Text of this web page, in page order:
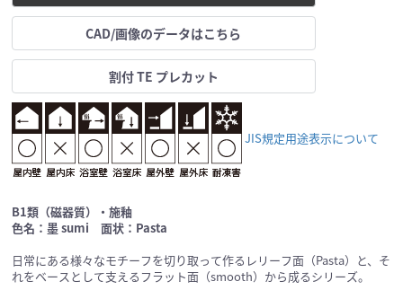
CAD/画像のデータはこちら
割付 TE プレカット
JIS規定用途表示について
B1類（磁器質）・施釉
色名：墨 sumi 面状：Pasta
日常にある様々なモチーフを切り取って作るレリーフ面（Pasta）と、そ
れをベースとして支えるフラット面（smooth）から成るシリーズ。